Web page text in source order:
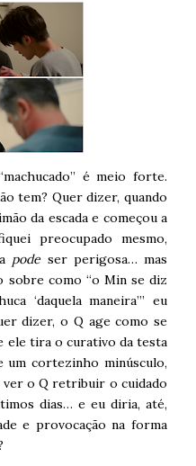
é meio forte.
tem? Quer dizer, quando
da escada e começou a
preocupado mesmo,
pode ser perigosa… mas
sobre como “o Min se diz
‘daquela maneira’” eu
dizer, o Q age como se
ele tira o curativo da testa
um cortezinho minúsculo,
ver o Q retribuir o cuidado
dias… e eu diria, até,
e provocação na forma